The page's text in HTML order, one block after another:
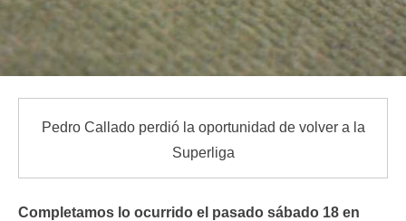
Pedro Callado perdió la oportunidad de volver a la
Superliga
Completamos lo ocurrido el pasado sábado 18 en